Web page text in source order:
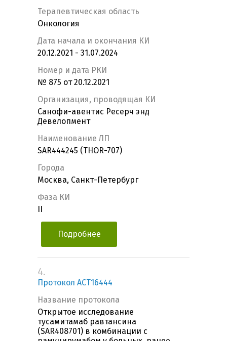
Терапевтическая область
Онкология
Дата начала и окончания КИ
20.12.2021 - 31.07.2024
Номер и дата РКИ
№ 875 от 20.12.2021
Организация, проводящая КИ
Санофи-авентис Ресерч энд
Девелопмент
Наименование ЛП
SAR444245 (THOR-707)
Города
Москва, Санкт-Петербург
Фаза КИ
Подробнее
4.
Протокол ACT16444
Название протокола
Открытое исследование
тусамитамаб равтансина
(SAR408701) в комбинации с